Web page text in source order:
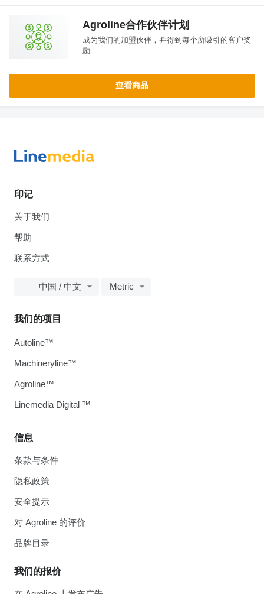
Agroline合作伙伴计划
成为我们的加盟伙伴，并得到每个所吸引的客户奖
励
查看商品
印记
关于我们
帮助
联系方式
中国 / 中文 Metric
信息
条款与条件
隐私政策
安全提示
对 Agroline 的评价
品牌目录
我们的报价
我们的项目
Autoline™
Machineryline™
Agroline™
Linemedia Digital ™